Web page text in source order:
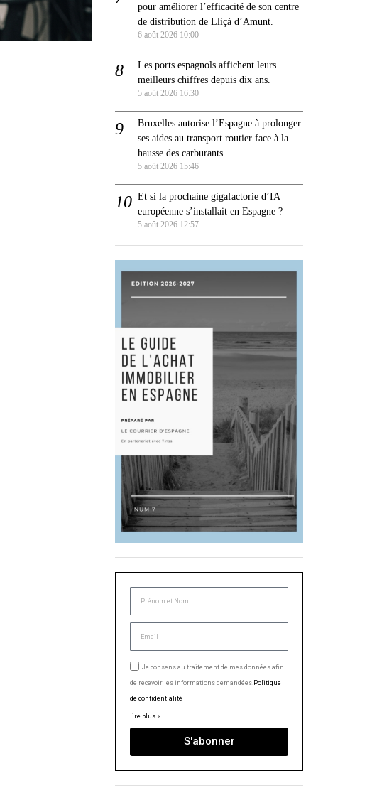
pour améliorer l’efficacité de son centre
de distribution de Lliçà d’Amunt.
6 août 2026 10:00
Les ports espagnols affichent leurs
meilleurs chiffres depuis dix ans.
5 août 2026 16:30
Bruxelles autorise l’Espagne à prolonger
ses aides au transport routier face à la
hausse des carburants.
5 août 2026 15:46
Et si la prochaine gigafactorie d’IA
européenne s’installait en Espagne ?
5 août 2026 12:57
Je consens au traitement de mes données afin
de recevoir les informations demandées. Politique
de confidentialité
lire plus >
S'abonner